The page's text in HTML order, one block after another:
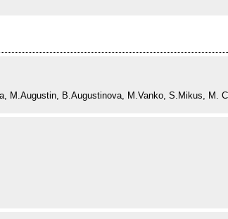
M.Augustin, B.Augustinova, M.Vanko, S.Mikus, M.